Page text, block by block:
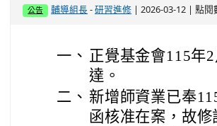
公告 輔導組長 -研習進修 | 2026-03-12 | 點閱
一、 正覺基金會115年
達。
二、 新增師資業已奉
函核准在案，故修